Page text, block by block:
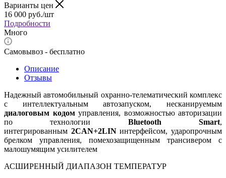
Варианты цен
16 000 руб./шт
Подробности
Много
Самовывоз - бесплатно
Описание
Отзывы
Надежный автомобильный охранно-телематический комплекс
с интеллектуальным автозапуском, несканируемым
диалоговым кодомуправления, возможностью авторизации
по технологии Bluetooth Smart,
интегрированным 2CAN+2LINинтерфейсом, ударопрочным
брелком управления, помехозащищенным трансивером с
малошумящим усилителем
АСШИРЕННЫЙ ДИАПАЗОН ТЕМПЕРАТУР